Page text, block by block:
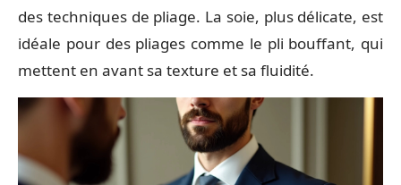
des techniques de pliage. La soie, plus délicate, est
idéale pour des pliages comme le pli bouffant, qui
mettent en avant sa texture et sa fluidité.